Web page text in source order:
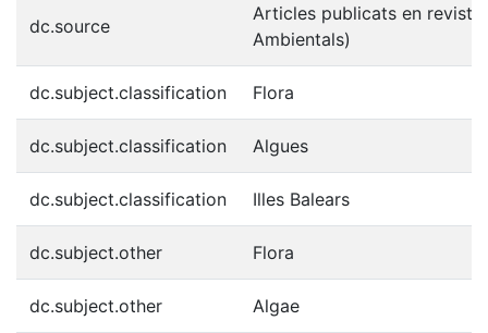
dc.source
Articles publicats en
Ambientals)
dc.subject.classification Flora
dc.subject.classification Algues
dc.subject.classification Illes Balears
dc.subject.other Flora
dc.subject.other Algae